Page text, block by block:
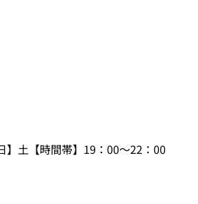
】土【時間帯】19：00～22：00